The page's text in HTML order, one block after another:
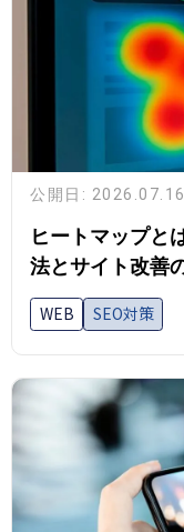
公開日: 2026.07.16
ヒートマップと
法とサイト改善
WEB SEO対策